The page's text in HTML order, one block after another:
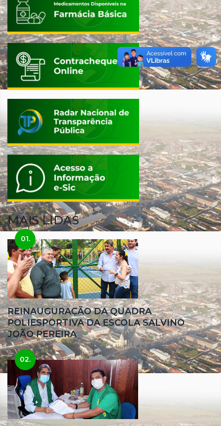
MAIS LIDAS
01.
REINAUGURAÇÃO DA QUADRA
POLIESPORTIVA DA ESCOLA SALVINO
JOÃO PEREIRA
02.